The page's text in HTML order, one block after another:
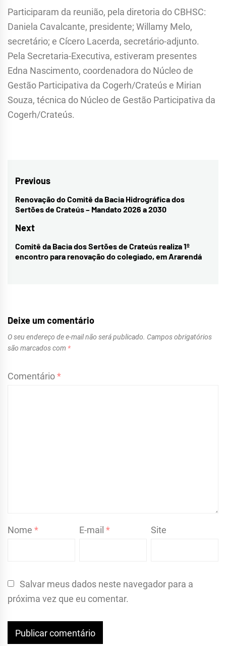
Participaram da reunião, pela diretoria do CBHSC:
Daniela Cavalcante, presidente; Willamy Melo,
secretário; e Cícero Lacerda, secretário-adjunto.
Pela Secretaria-Executiva, estiveram presentes
Edna Nascimento, coordenadora do Núcleo de
Gestão Participativa da Cogerh/Crateús e Mirian
Souza, técnica do Núcleo de Gestão Participativa da
Cogerh/Crateús.
Navegação
de
Previous
Previous
post:
Renovação do Comitê da Bacia Hidrográfica dos
Sertões de Crateús – Mandato 2026 a 2030
Next
Next
post:
Comitê da Bacia dos Sertões de Crateús realiza 1º
encontro para renovação do colegiado, em Ararendá
Deixe um comentário
O seu endereço de e-mail não será publicado. Campos obrigatórios
são marcados com *
Comentário*
Nome * E-mail* Site
Salvar meus dados neste navegador para a
próxima vez que eu comentar.